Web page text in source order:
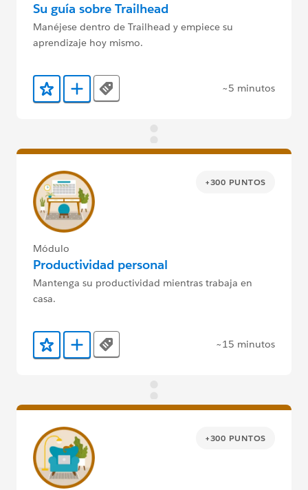
Su guía sobre Trailhead
Manéjese dentro de Trailhead y empiece su
aprendizaje hoy mismo.
Agregar a favoritos
Agregar a Trailmix
Tags ~5 minutos
+300 PUNTOS
Módulo
Productividad personal
Mantenga su productividad mientras trabaja en
casa.
Agregar a favoritos
Agregar a Trailmix
Tags ~15 minutos
+300 PUNTOS